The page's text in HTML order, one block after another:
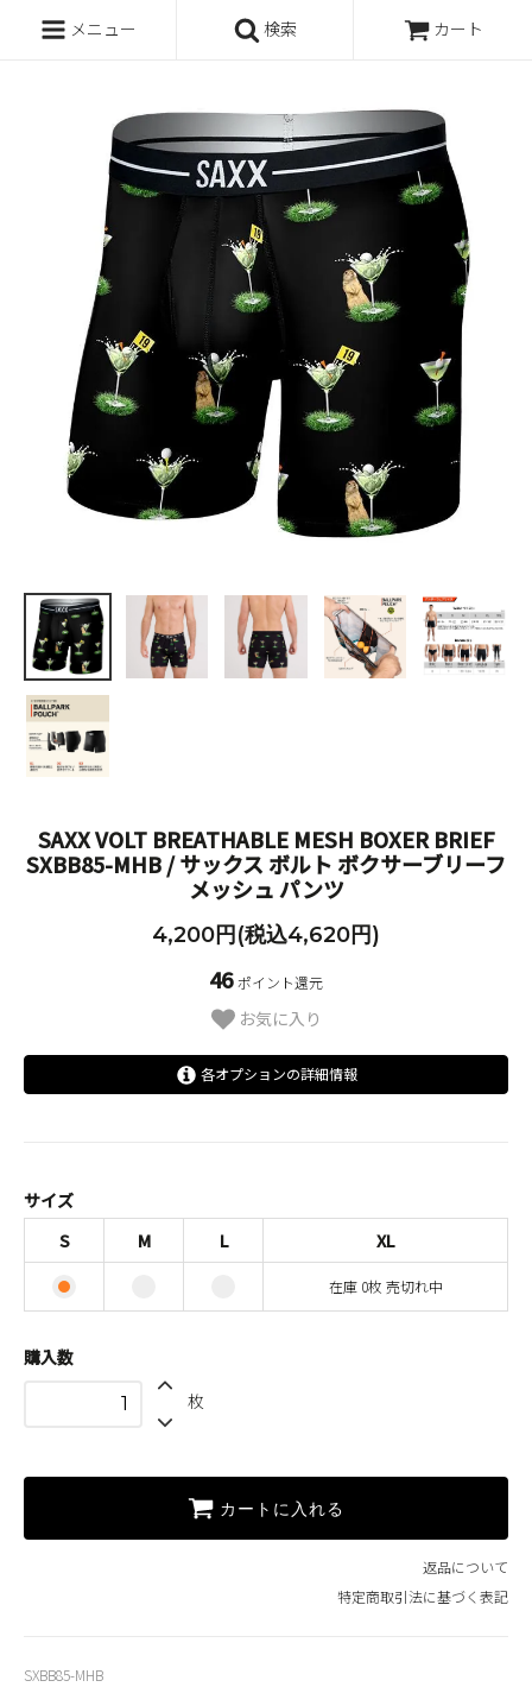
メニュー 検索 カート
SAXX VOLT BREATHABLE MESH BOXER BRIEF
SXBB85-MHB / サックス ボルト ボクサーブリーフ
メッシュ パンツ
4,200円(税込4,620円)
46ポイント還元
お気に入り
各オプションの詳細情報
サイズ
S
M L XL
在庫 0枚 売切れ中
購入数
枚
カートに入れる
返品について
特定商取引法に基づく表記
SXBB85-MHB